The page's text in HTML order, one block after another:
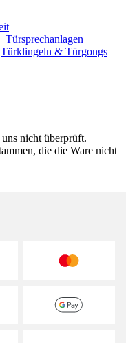
Türsprechanlagen
Türklingeln & Türgongs
nicht überprüft.
die die Ware nicht